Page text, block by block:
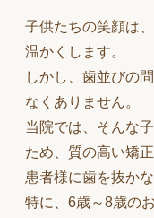
子供たちの笑顔は
温かくします。
しかし、歯並びの
なくありません。
当院では、そんな
ため、質の高い矯
患者様に歯を抜か
特に、6歳～8歳の